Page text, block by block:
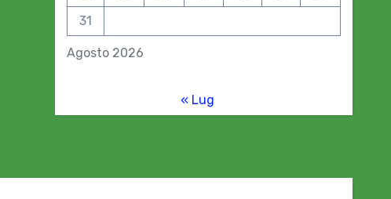
Agosto 2026
31
« Lug